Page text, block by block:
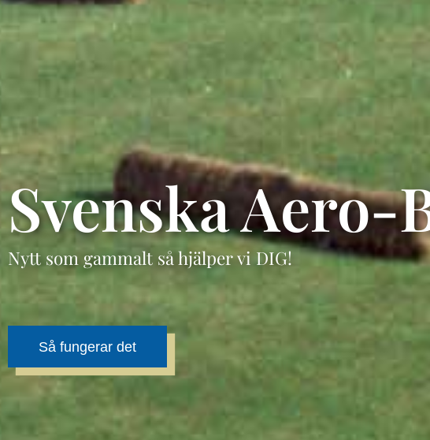
Svenska Aero-
Nytt som gammalt så hjälper vi DIG!
Så fungerar det